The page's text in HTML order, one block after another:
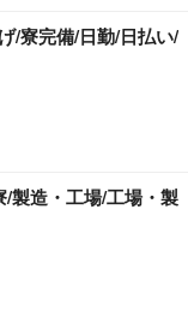
/寮完備/日勤/日払い/
/製造・工場/工場・製